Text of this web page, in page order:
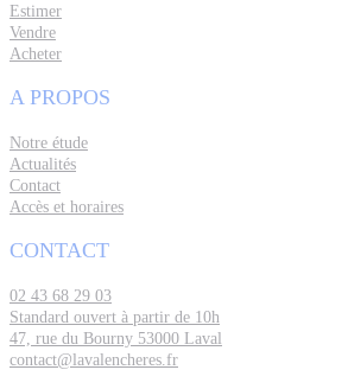
Estimer
Vendre
Acheter
A PROPOS
Notre étude
Actualités
Contact
Accès et horaires
CONTACT
02 43 68 29 03
Standard ouvert à partir de 10h
47, rue du Bourny 53000 Laval
contact@lavalencheres.fr